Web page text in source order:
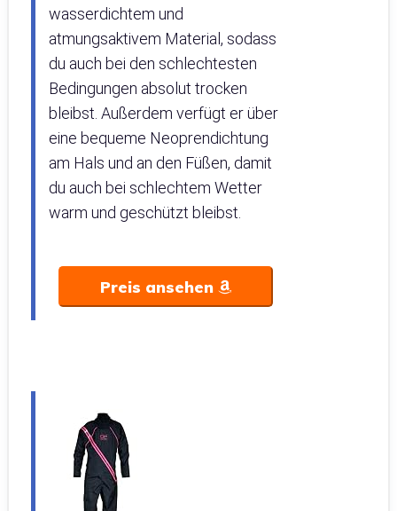
wasserdichtem und
atmungsaktivem Material, sodass
du auch bei den schlechtesten
Bedingungen absolut trocken
bleibst. Außerdem verfügt er über
eine bequeme Neoprendichtung
am Hals und an den Füßen, damit
du auch bei schlechtem Wetter
warm und geschützt bleibst.
Preis ansehen